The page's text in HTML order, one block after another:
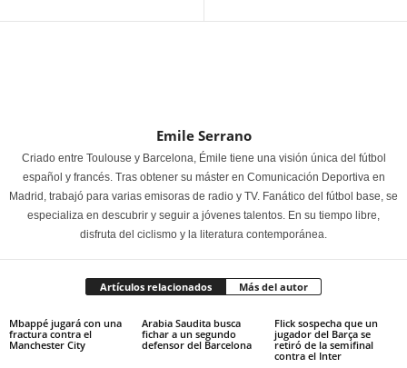
Emile Serrano
Criado entre Toulouse y Barcelona, Émile tiene una visión única del fútbol
español y francés. Tras obtener su máster en Comunicación Deportiva en
Madrid, trabajó para varias emisoras de radio y TV. Fanático del fútbol base, se
especializa en descubrir y seguir a jóvenes talentos. En su tiempo libre,
disfruta del ciclismo y la literatura contemporánea.
Artículos relacionados Más del autor
Mbappé jugará con una
fractura contra el
Manchester City
Arabia Saudita busca
fichar a un segundo
defensor del Barcelona
Flick sospecha que un
jugador del Barça se
retiró de la semifinal
contra el Inter